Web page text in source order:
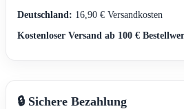
Deutschland: 16,90 € Versandkosten
Kostenloser Versand ab 100 €
🔒 Sichere Bezahlung